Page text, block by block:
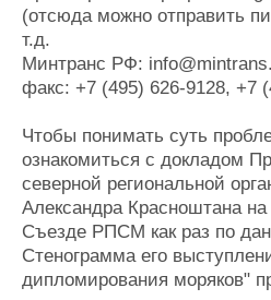
(отсюда можно отправить
т.д.
Минтранс РФ:
факс: +7 (495) 626-9128, +7
Чтобы понимать суть
ознакомиться с докладом
северной региональной
Александра Красноштана
Съезде РПСМ как раз по
Стенограмма его
дипломирования моряков"